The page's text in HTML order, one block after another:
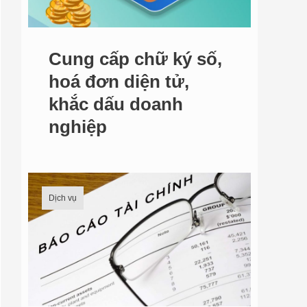
:
Cung cấp chữ ký số,
hoá đơn diện tử,
khắc dấu doanh
nghiệp
Dịch vụ